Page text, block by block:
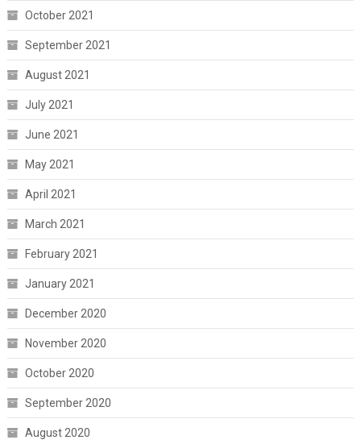
October 2021
September 2021
August 2021
July 2021
June 2021
May 2021
April 2021
March 2021
February 2021
January 2021
December 2020
November 2020
October 2020
September 2020
August 2020